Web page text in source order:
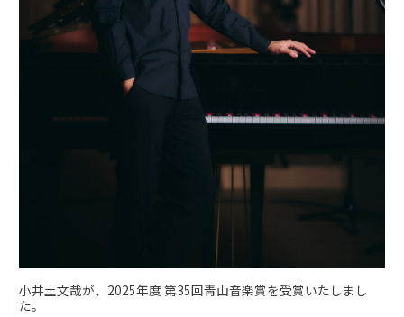
小井土文哉が、2025年度 第35回青山音楽賞を受賞いたしまし
た。